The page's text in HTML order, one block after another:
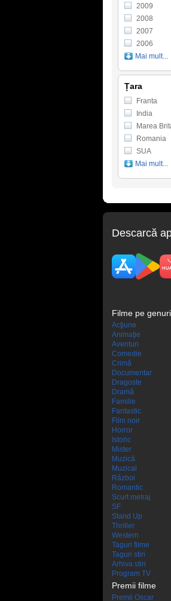
2009
2008
2007
2006
Mai mult...
Țara
Franta
India
Marea
Romania
SUA
Mai mult...
Descarcă
Filme pe genuri
Acţiune
Animaţie
Aventuri
Comedie
Crimă
Documentar
Dragoste
Dramă
Familie
Fantastic
Film noir
Horror
Istoric
Mister
Muzică
Muzical
Război
Romantic
Scurt metraj
SF
Stand Up
Thriller
Western
Taguri filme
Taguri stiri
Arhiva stiri
Program TV
Premii filme
Premii Oscar